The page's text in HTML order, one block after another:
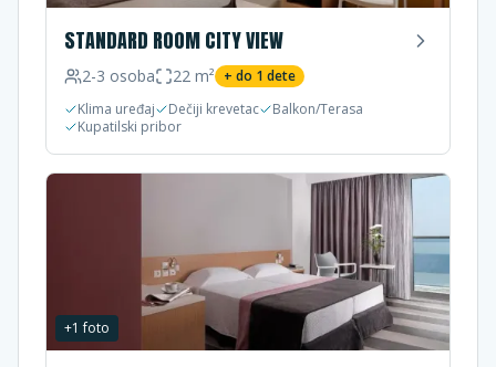
STANDARD ROOM CITY VIEW
2-3 osoba 22 m² + do 1 dete
Klima uređaj
Dečiji krevetac
Balkon/Terasa
Kupatilski pribor
+1 foto